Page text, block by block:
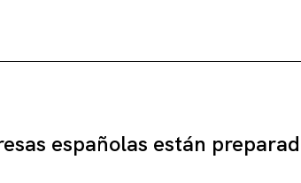
españolas están